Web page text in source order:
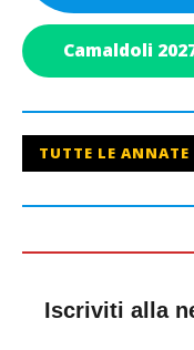
Camaldoli
TUTTE LE
Iscriviti alla